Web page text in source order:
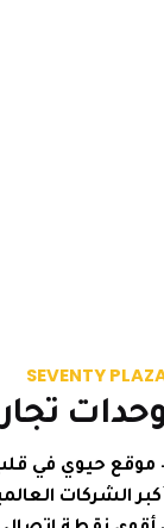
SEVENTY
تجارية
حيوي في قلب
العالمية.